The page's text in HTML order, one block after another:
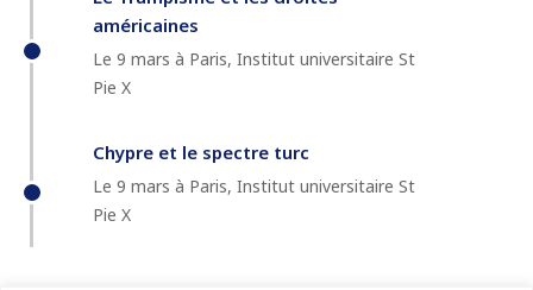
américaines
Le 9 mars à Paris, Institut universitaire St
Pie X
Chypre et le spectre turc
Le 9 mars à Paris, Institut universitaire St
Pie X